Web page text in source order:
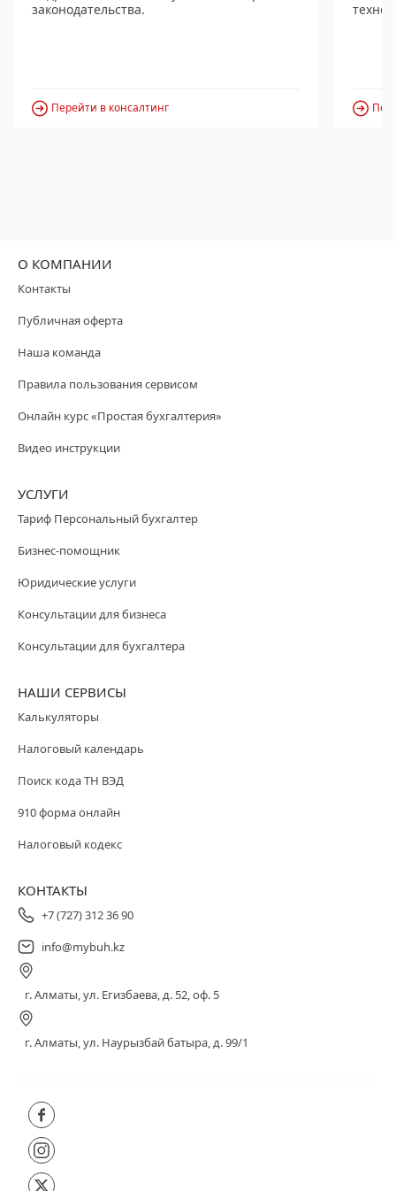
законодательства.
Перейти в консалтинг
О КОМПАНИИ
Контакты
Публичная оферта
Наша команда
Правила пользования сервисом
Онлайн курс «Простая бухгалтерия»
Видео инструкции
УСЛУГИ
Тариф Персональный бухгалтер
Бизнес-помощник
Юридические услуги
Консультации для бизнеса
Консультации для бухгалтера
НАШИ СЕРВИСЫ
Калькуляторы
Налоговый календарь
Поиск кода ТН ВЭД
910 форма онлайн
Налоговый кодекс
КОНТАКТЫ
+7 (727) 312 36 90
info@mybuh.kz
г. Алматы, ул. Егизбаева, д. 52, оф. 5
г. Алматы, ул. Наурызбай батыра, д. 99/1